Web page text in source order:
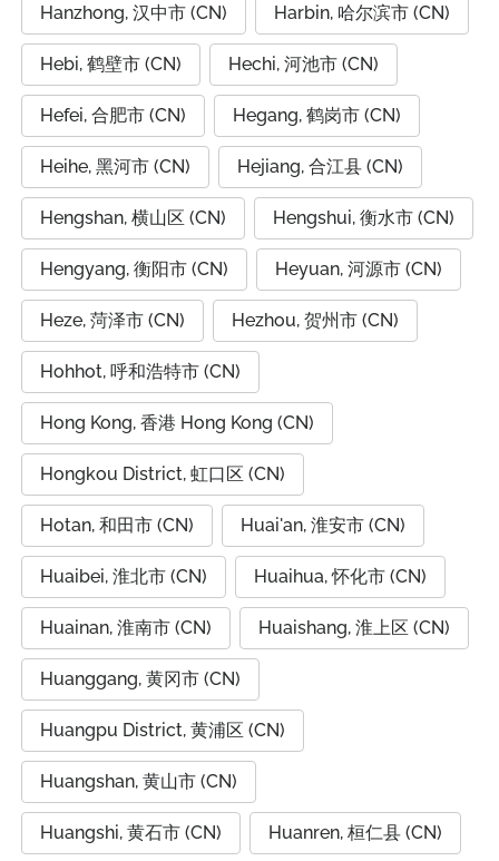
Hanzhong, 汉中市 (CN) Harbin, 哈尔滨市 (CN)
Hebi, 鹤壁市 (CN) Hechi, 河池市 (CN)
Hefei, 合肥市 (CN) Hegang, 鹤岗市 (CN)
Heihe, 黑河市 (CN) Hejiang, 合江县 (CN)
Hengshan, 横山区 (CN) Hengshui, 衡水市 (CN)
Hengyang, 衡阳市 (CN) Heyuan, 河源市 (CN)
Heze, 菏泽市 (CN) Hezhou, 贺州市 (CN)
Hohhot, 呼和浩特市 (CN)
Hong Kong, 香港 Hong Kong (CN)
Hongkou District, 虹口区 (CN)
Hotan, 和田市 (CN) Huai'an, 淮安市 (CN)
Huaibei, 淮北市 (CN) Huaihua, 怀化市 (CN)
Huainan, 淮南市 (CN) Huaishang, 淮上区 (CN)
Huanggang, 黄冈市 (CN)
Huangpu District, 黄浦区 (CN)
Huangshan, 黄山市 (CN)
Huangshi, 黄石市 (CN) Huanren, 桓仁县 (CN)